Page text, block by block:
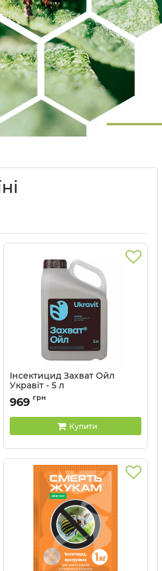
Інсектицид Захват Ойл
Укравіт - 5 л
Артикул: 13035011
969 грн
Купити